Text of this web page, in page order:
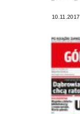
10.11.2017